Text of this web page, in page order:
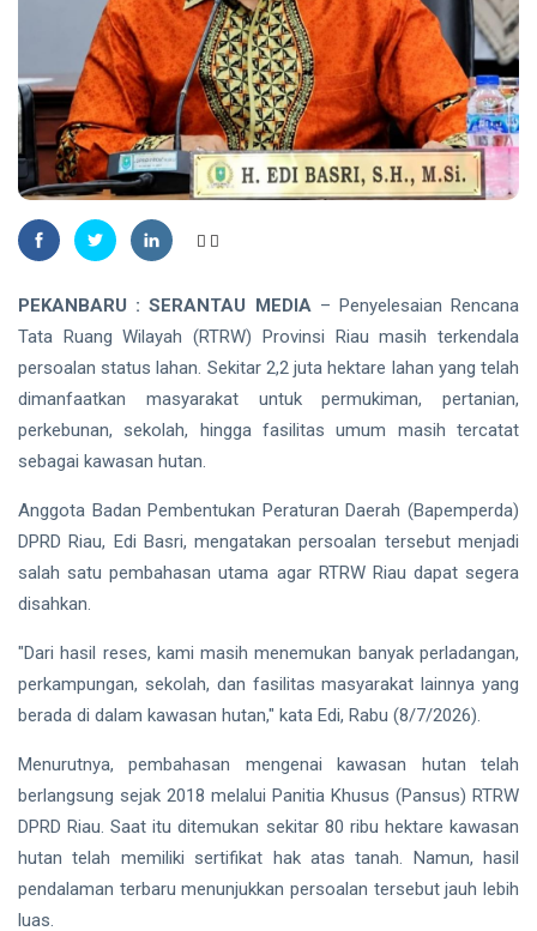
Pekanbaru,
Selidiki
Dugaan
Penganiayaan
INDRAGIRI
HULU
Bupati
Inhu Minta
ASN
Tingkatkan
Kinerja dan
Pelayanan
Publik
06
Aug,
2026
10
views
RIAU
Manggala
Masih
Padamkan
Karhutla
Seluas 45
Pelalawan
dan Inhu
06
Aug,
2026
19
views
PENDIDIKAN
Mahasiswa
Disabilitas
Unilak
Tembus
Finalis
Pilmapres
2026
Siak Sri Indrapura
Prabowo Subianto
Indonesia
Pilkada 2024
Donald Trump
PT IKPP Perawang
PEKANBARU : SERANTAU MEDIA– Penyelesaian Rencana
Tata Ruang Wilayah (RTRW) Provinsi Riau masih terkendala
persoalan status lahan. Sekitar 2,2 juta hektare lahan yang telah
dimanfaatkan masyarakat untuk permukiman, pertanian,
perkebunan, sekolah, hingga fasilitas umum masih tercatat
sebagai kawasan hutan.
Anggota Badan Pembentukan Peraturan Daerah (Bapemperda)
DPRD Riau, Edi Basri, mengatakan persoalan tersebut menjadi
salah satu pembahasan utama agar RTRW Riau dapat segera
disahkan.
"Dari hasil reses, kami masih menemukan banyak perladangan,
perkampungan, sekolah, dan fasilitas masyarakat lainnya yang
berada di dalam kawasan hutan," kata Edi, Rabu (8/7/2026).
Menurutnya, pembahasan mengenai kawasan hutan telah
berlangsung sejak 2018 melalui Panitia Khusus (Pansus) RTRW
DPRD Riau. Saat itu ditemukan sekitar 80 ribu hektare kawasan
hutan telah memiliki sertifikat hak atas tanah. Namun, hasil
pendalaman terbaru menunjukkan persoalan tersebut jauh lebih
luas.